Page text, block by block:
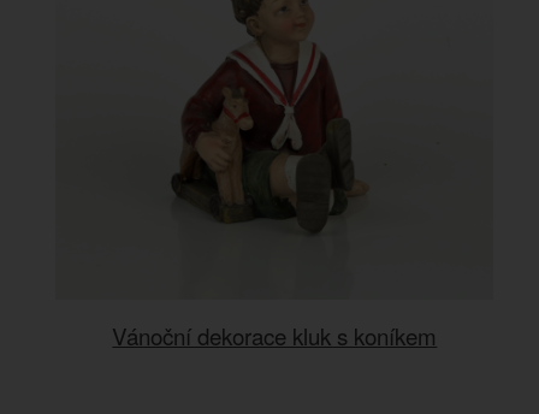
Vánoční dekorace kluk s koníkem